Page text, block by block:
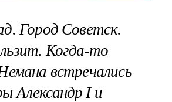
Город Советск.
Когда-то
встречались
Александр I и